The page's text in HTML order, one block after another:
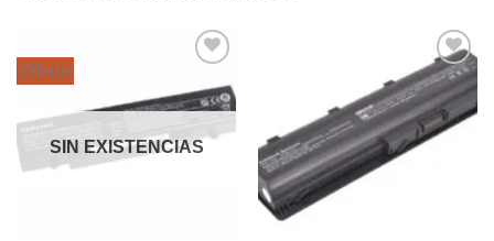
¡Oferta!
a la
lista de
SIN EXISTENCIAS
Añadir
a la
lista de
deseos